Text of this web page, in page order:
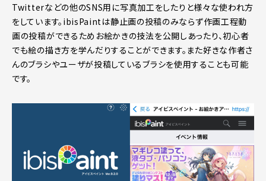
Twitterなどの他のSNS用に写真加工をしたりと様々な使われ方
をしています。ibisPaintは静止画の投稿のみならず作画工程動
画の投稿ができるためお絵かきの技法を公開しあったり、初心者
でも絵の描き方を学んだりすることができます。また好きな作者さ
んのブラシやユーザが投稿しているブラシを使用することも可能
です。